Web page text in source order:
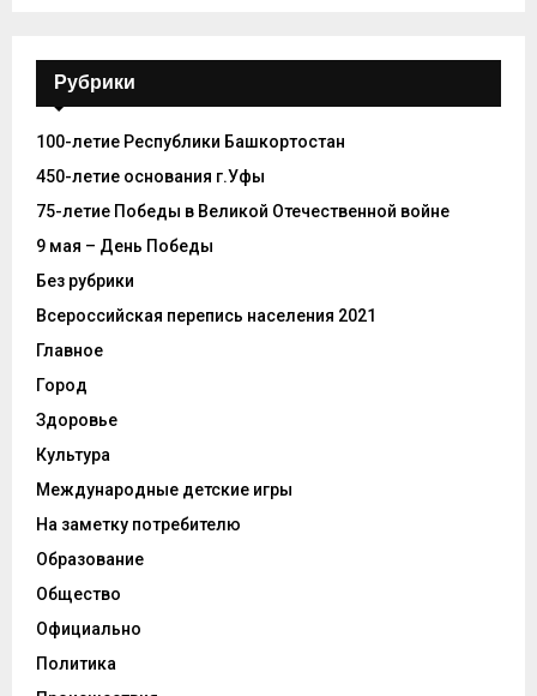
Рубрики
100-летие Республики Башкортостан
450-летие основания г.Уфы
75-летие Победы в Великой Отечественной войне
9 мая – День Победы
Без рубрики
Всероссийская перепись населения 2021
Главное
Город
Здоровье
Культура
Международные детские игры
На заметку потребителю
Образование
Общество
Официально
Политика